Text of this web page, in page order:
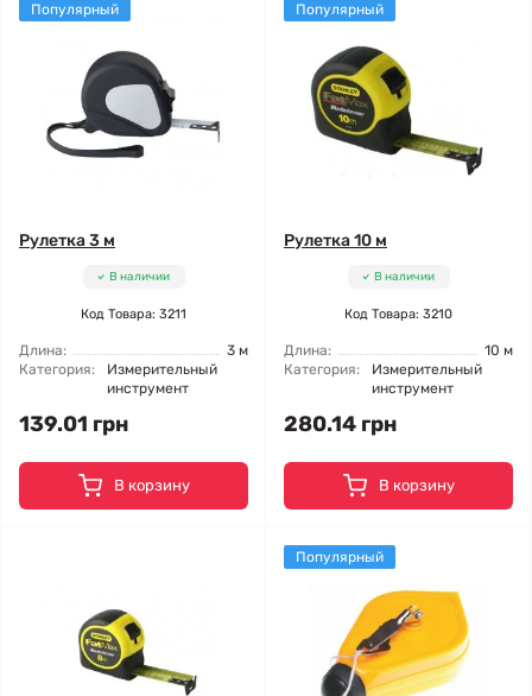
Популярный
Рулетка 3 м
В наличии
Код Товара: 3211
Длина:
3 м
Категория:
Измерительный
инструмент
139.01 грн
В корзину
Популярный
Рулетка 10 м
В наличии
Код Товара: 3210
Длина:
10 м
Категория:
Измерительный
инструмент
280.14 грн
В корзину
Популярный